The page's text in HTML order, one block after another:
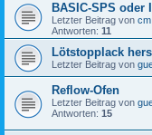
BASIC-SPS
Letzter Beitrag von cm
Antworten: 11
Lötstopplack
Letzter Beitrag von
Reflow-Ofen
Letzter Beitrag von
Antworten: 15